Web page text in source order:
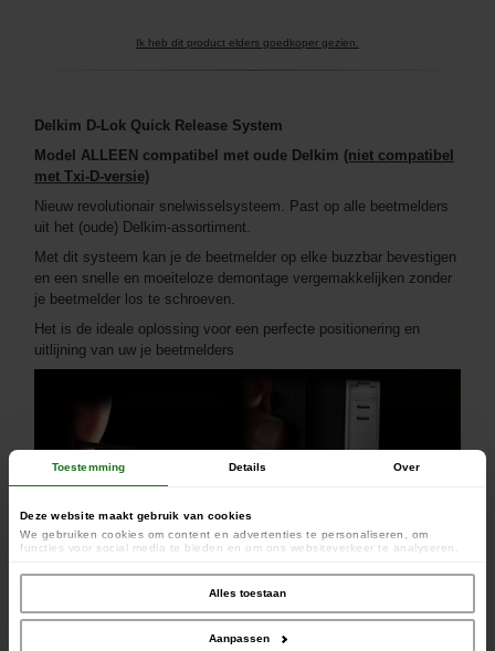
Toestemming Details Over
Deze website maakt gebruik van cookies
We gebruiken cookies om content en advertenties te personaliseren, om
functies voor social media te bieden en om ons websiteverkeer te analyseren.
social media, adverteren en analyse. Deze partners kunnen deze gegevens
combineren met andere informatie die u aan ze heeft verstrekt of die ze hebben
verzameld op basis van uw gebruik van hun services.
Alles toestaan
Aanpassen
Ik heb dit product elders goedkoper gezien.
Delkim D-Lok Quick Release System
Model ALLEEN compatibel met oude Delkim (niet compatibel
met Txi-D-versie)
Nieuw revolutionair snelwisselsysteem. Past op alle beetmelders
uit het (oude) Delkim-assortiment.
Met dit systeem kan je de beetmelder op elke buzzbar bevestigen
en een snelle en moeiteloze demontage vergemakkelijken zonder
je beetmelder los te schroeven.
Het is de ideale oplossing voor een perfecte positionering en
uitlijning van uw je beetmelders
Dit product behoort tot de volgende categorieën: